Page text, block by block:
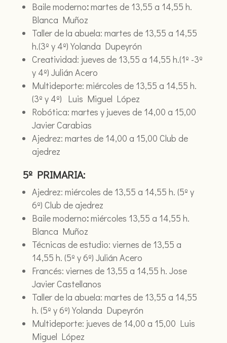
Baile moderno:martes de 13,55 a 14,55 h.
Blanca Muñoz
Taller de la abuela: martes de 13,55 a 14,55
h.(3º y 4º) Yolanda Dupeyrón
Creatividad: jueves de 13,55 a 14,55 h.(1º -3º
y 4º) Julián Acero
Multideporte: miércoles de 13,55 a 14,55 h.
(3º y 4º) Luis Miguel López
Robótica: martes y jueves de 14,00 a 15,00
Javier Carabias
Ajedrez: martes de 14,00 a 15,00 Club de
ajedrez
5º PRIMARIA:
Ajedrez: miércoles de 13,55 a 14,55 h. (5º y
6º) Club de ajedrez
Baile moderno:miércoles 13,55 a 14,55 h.
Blanca Muñoz
Técnicas de estudio: viernes de 13,55 a
14,55 h. (5º y 6º) Julián Acero
Francés: viernes de 13,55 a 14,55 h. Jose
Javier Castellanos
Taller de la abuela: martes de 13,55 a 14,55
h. (5º y 6º) Yolanda Dupeyrón
Multideporte: jueves de 14,00 a 15,00 Luis
Miguel López